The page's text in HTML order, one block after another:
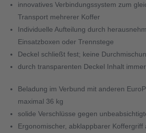
innovatives Verbindungssystem zum
Transport mehrerer Koffer
Individuelle Aufteilung durch
Einsatzboxen oder Trennstege
Deckel schließt fest; keine
durch transparenten Deckel Inhalt
Beladung im Verbund mit anderen
maximal 36 kg
solide Verschlüsse gegen
Ergonomischer, abklappbarer Koffergriff